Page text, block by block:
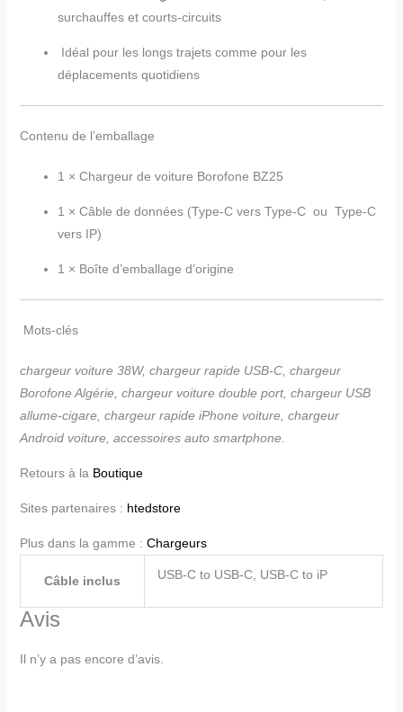
surchauffes et courts-circuits
Idéal pour les longs trajets comme pour les
déplacements quotidiens
Contenu de l’emballage
1 × Chargeur de voiture Borofone BZ25
1 × Câble de données (Type-C vers Type-C ou Type-C
vers IP)
1 × Boîte d’emballage d’origine
Mots-clés
chargeur voiture 38W, chargeur rapide USB-C, chargeur
Borofone Algérie, chargeur voiture double port, chargeur USB
allume-cigare, chargeur rapide iPhone voiture, chargeur
Android voiture, accessoires auto smartphone.
Retours à la Boutique
Sites partenaires : htedstore
Plus dans la gamme : Chargeurs
Câble inclus USB-C to USB-C, USB-C to iP
Avis
Il n’y a pas encore d’avis.